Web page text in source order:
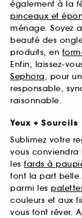
également à la
pinceaux et
ménage. Soyez
beauté des
produits, en
Enfin, laissez-
Sephora, pour
responsable,
raisonnable.
Yeux + Sourcils
Sublimez votre
vous
les fards à
font la part
parmi les
couleurs et aux
vous font rêver.